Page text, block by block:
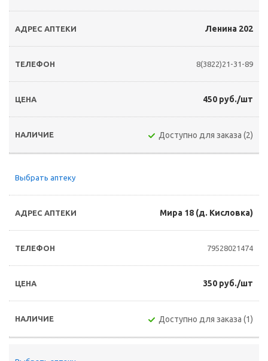
Ленина 202
8(3822)21-31-89
450 руб./шт
Доступно для заказа (2)
Выбрать аптеку
Мира 18 (д. Кисловка)
79528021474
350 руб./шт
Доступно для заказа (1)